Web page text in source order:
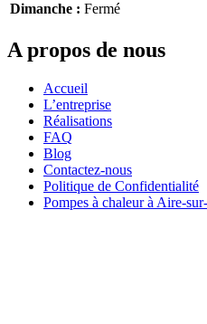
Dimanche : Fermé
A propos de nous
Accueil
L’entreprise
Réalisations
FAQ
Blog
Contactez-nous
Politique de Confidentialité
Pompes à chaleur à Aire-